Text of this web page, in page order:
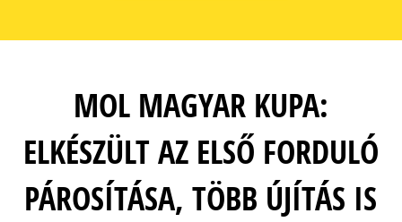
MOL MAGYAR KUPA:
ELKÉSZÜLT AZ ELSŐ FORDULÓ
PÁROSÍTÁSA, TÖBB ÚJÍTÁS IS